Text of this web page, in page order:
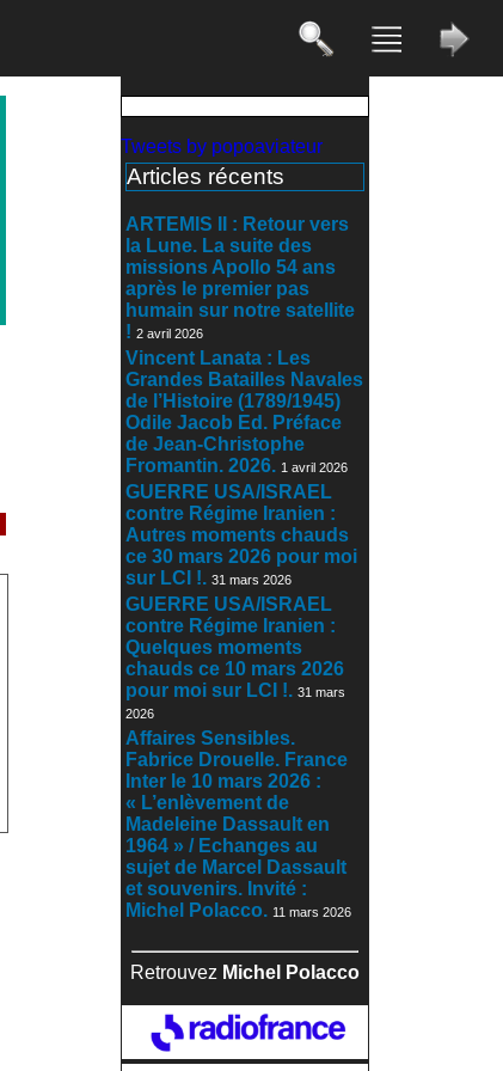
Tweets by popoaviateur
Articles récents
ARTEMIS II : Retour vers
la Lune. La suite des
missions Apollo 54 ans
après le premier pas
humain sur notre satellite
! 2 avril 2026
Vincent Lanata : Les
Grandes Batailles Navales
de l’Histoire (1789/1945)
Odile Jacob Ed. Préface
de Jean-Christophe
Fromantin. 2026. 1 avril 2026
GUERRE USA/ISRAEL
contre Régime Iranien :
Autres moments chauds
ce 30 mars 2026 pour moi
sur LCI !. 31 mars 2026
GUERRE USA/ISRAEL
contre Régime Iranien :
Quelques moments
chauds ce 10 mars 2026
pour moi sur LCI !. 31 mars
2026
Affaires Sensibles.
Fabrice Drouelle. France
Inter le 10 mars 2026 :
« L’enlèvement de
Madeleine Dassault en
1964 » / Echanges au
sujet de Marcel Dassault
et souvenirs. Invité :
Michel Polacco. 11 mars 2026
Retrouvez Michel Polacco